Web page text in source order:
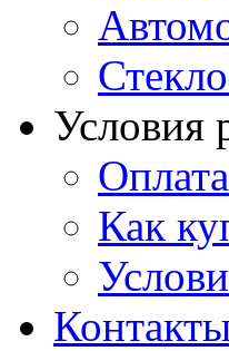
Условия
Как